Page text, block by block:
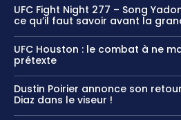
UFC Fight Night 277 – Song
ce qu’il faut savoir avant la
UFC Houston : le combat à ne
prétexte
Dustin Poirier annonce son
Diaz dans le viseur !